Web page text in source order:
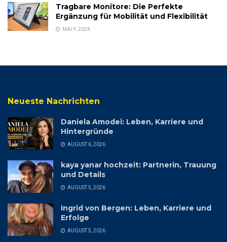
Tragbare Monitore: Die Perfekte
Ergänzung für Mobilität und Flexibilität
MAI 9, 2024
Neueste Nachrichten
Daniela Amodei: Leben, Karriere und
Hintergründe
AUGUST 6, 2026
kaya yanar hochzeit: Partnerin, Trauung
und Details
AUGUST 5, 2026
Ingrid von Bergen: Leben, Karriere und
Erfolge
AUGUST 5, 2026